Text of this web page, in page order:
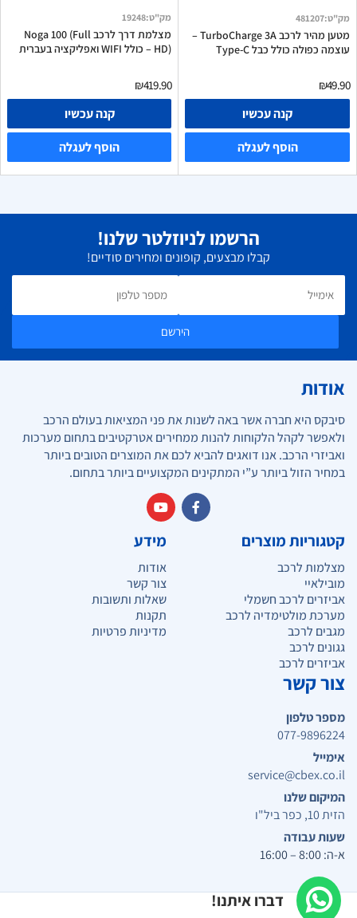
מק"ט:
481207
מטען מהיר לרכב TurboCharge 3A –
עוצמה כפולה כולל כבל Type-C
₪49.90
קנה עכשיו
הוסף לעגלה
מק"ט:
19248
מצלמת דרך לרכב Noga 100 (Full
HD) – כולל WIFI ואפליקציה בעברית
₪419.90
קנה עכשיו
הוסף לעגלה
דברו איתנו!
הרשמו לניוזלטר שלנו!
קבלו מבצעים, קופונים ומחירים סודיים!
הירשם
אודות
סיבקס היא חברה אשר באה לשנות את פני המציאות בעולם הרכב
ולאפשר לקהל הלקוחות להנות ממחירים אטרקטיבים בתחום מערכות
ואביזרי הרכב. אנו דואגים להביא לכם את המוצרים הטובים ביותר
במחיר הזול ביותר ע”י המתקינים המקצועיים ביותר בתחום.
קטגוריות מוצרים
מצלמות לרכב
מובילאיי
אביזרים לרכב חשמלי
מערכת מולטימדיה לרכב
מגבים לרכב
גגונים לרכב
אביזרים לרכב
מידע
אודות
צור קשר
שאלות ותשובות
תקנות
מדיניות פרטיות
צור קשר
מספר טלפון
077-9896224
אימייל
service@cbex.co.il
המיקום שלנו
הזית 10, כפר ביל"ו
שעות עבודה
א-ה: 8:00 – 16:00